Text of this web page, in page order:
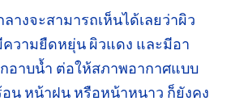
างจะสามารถเห็นได้เลยว่าผิว
วามยืดหยุ่น ผิวแดง และมีอา
อาบน้ำ ต่อให้สภาพอากาศแบบ
อน หน้าฝน หรือหน้าหนาว ก็ยังคง